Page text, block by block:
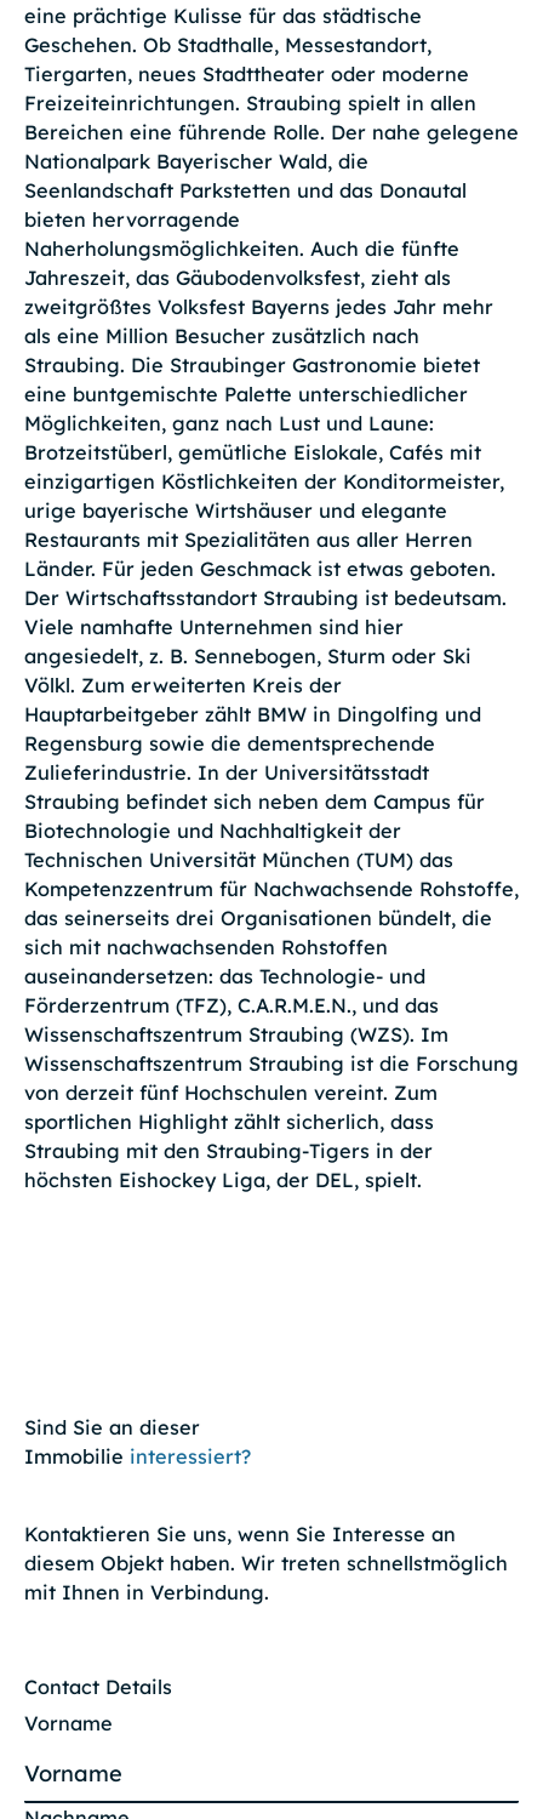
eine prächtige Kulisse für das städtische
Geschehen. Ob Stadthalle, Messestandort,
Tiergarten, neues Stadttheater oder moderne
Freizeiteinrichtungen. Straubing spielt in allen
Bereichen eine führende Rolle. Der nahe gelegene
Nationalpark Bayerischer Wald, die
Seenlandschaft Parkstetten und das Donautal
bieten hervorragende
Naherholungsmöglichkeiten. Auch die fünfte
Jahreszeit, das Gäubodenvolksfest, zieht als
zweitgrößtes Volksfest Bayerns jedes Jahr mehr
als eine Million Besucher zusätzlich nach
Straubing. Die Straubinger Gastronomie bietet
eine buntgemischte Palette unterschiedlicher
Möglichkeiten, ganz nach Lust und Laune:
Brotzeitstüberl, gemütliche Eislokale, Cafés mit
einzigartigen Köstlichkeiten der Konditormeister,
urige bayerische Wirtshäuser und elegante
Restaurants mit Spezialitäten aus aller Herren
Länder. Für jeden Geschmack ist etwas geboten.
Der Wirtschaftsstandort Straubing ist bedeutsam.
Viele namhafte Unternehmen sind hier
angesiedelt, z. B. Sennebogen, Sturm oder Ski
Völkl. Zum erweiterten Kreis der
Hauptarbeitgeber zählt BMW in Dingolfing und
Regensburg sowie die dementsprechende
Zulieferindustrie. In der Universitätsstadt
Straubing befindet sich neben dem Campus für
Biotechnologie und Nachhaltigkeit der
Technischen Universität München (TUM) das
Kompetenzzentrum für Nachwachsende Rohstoffe,
das seinerseits drei Organisationen bündelt, die
sich mit nachwachsenden Rohstoffen
auseinandersetzen: das Technologie- und
Förderzentrum (TFZ), C.A.R.M.E.N., und das
Wissenschaftszentrum Straubing (WZS). Im
Wissenschaftszentrum Straubing ist die Forschung
von derzeit fünf Hochschulen vereint. Zum
sportlichen Highlight zählt sicherlich, dass
Straubing mit den Straubing-Tigers in der
höchsten Eishockey Liga, der DEL, spielt.
Sind Sie an dieser
Immobilie interessiert?
Kontaktieren Sie uns, wenn Sie Interesse an
diesem Objekt haben. Wir treten schnellstmöglich
mit Ihnen in Verbindung.
Contact Details
Vorname